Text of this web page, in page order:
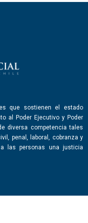
que sostienen el estado
al Poder Ejecutivo y Poder
diversa competencia tales
penal, laboral, cobranza y
las personas una justicia